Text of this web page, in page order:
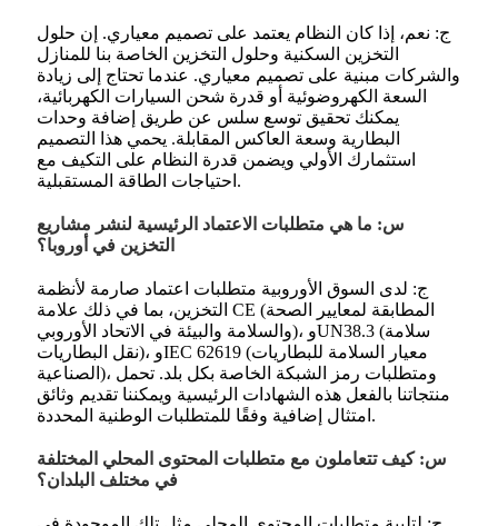
ج: نعم، إذا كان النظام يعتمد على تصميم معياري. إن حلول
التخزين السكنية وحلول التخزين الخاصة بنا للمنازل
والشركات مبنية على تصميم معياري. عندما تحتاج إلى زيادة
السعة الكهروضوئية أو قدرة شحن السيارات الكهربائية،
يمكنك تحقيق توسع سلس عن طريق إضافة وحدات
البطارية وسعة العاكس المقابلة. يحمي هذا التصميم
استثمارك الأولي ويضمن قدرة النظام على التكيف مع
احتياجات الطاقة المستقبلية.
س: ما هي متطلبات الاعتماد الرئيسية لنشر مشاريع
التخزين في أوروبا؟
ج: لدى السوق الأوروبية متطلبات اعتماد صارمة لأنظمة
التخزين، بما في ذلك علامة CE (المطابقة لمعايير الصحة
والسلامة والبيئة في الاتحاد الأوروبي)، وUN38.3 (سلامة
نقل البطاريات)، وIEC 62619 (معيار السلامة للبطاريات
الصناعية)، ومتطلبات رمز الشبكة الخاصة بكل بلد. تحمل
منتجاتنا بالفعل هذه الشهادات الرئيسية ويمكننا تقديم وثائق
امتثال إضافية وفقًا للمتطلبات الوطنية المحددة.
س: كيف تتعاملون مع متطلبات المحتوى المحلي المختلفة
في مختلف البلدان؟